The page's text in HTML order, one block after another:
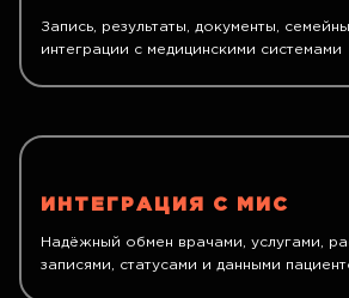
Запись, результаты, документы,
интеграции с медицинскими системами
ИНТЕГРАЦИЯ С МИС
Надёжный обмен врачами, услугами,
записями, статусами и данными